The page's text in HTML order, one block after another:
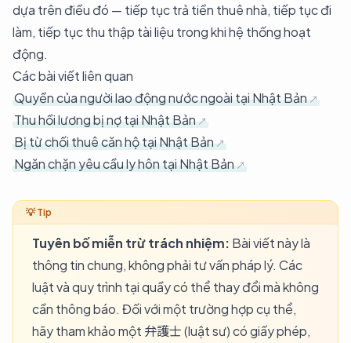
dựa trên điều đó — tiếp tục trả tiền thuê nhà, tiếp tục đi
làm, tiếp tục thu thập tài liệu trong khi hệ thống hoạt
động.
Các bài viết liên quan
Quyền của người lao động nước ngoài tại Nhật Bản
Thu hồi lương bị nợ tại Nhật Bản
Bị từ chối thuê căn hộ tại Nhật Bản
Ngăn chặn yêu cầu ly hôn tại Nhật Bản
Tuyên bố miễn trừ trách nhiệm: Bài viết này là
thông tin chung, không phải tư vấn pháp lý. Các
luật và quy trình tại quầy có thể thay đổi mà không
cần thông báo. Đối với một trường hợp cụ thể,
hãy tham khảo một 弁護士 (luật sư) có giấy phép,